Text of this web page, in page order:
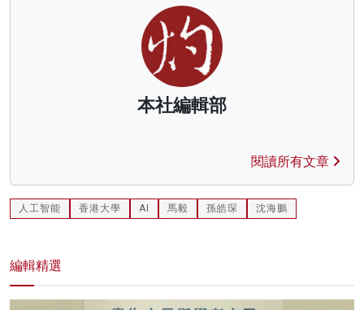
本社編輯部
閱讀所有文章
人工智能 香港大學 AI 馬毅 孫皓琛 沈海鵬
編輯精選